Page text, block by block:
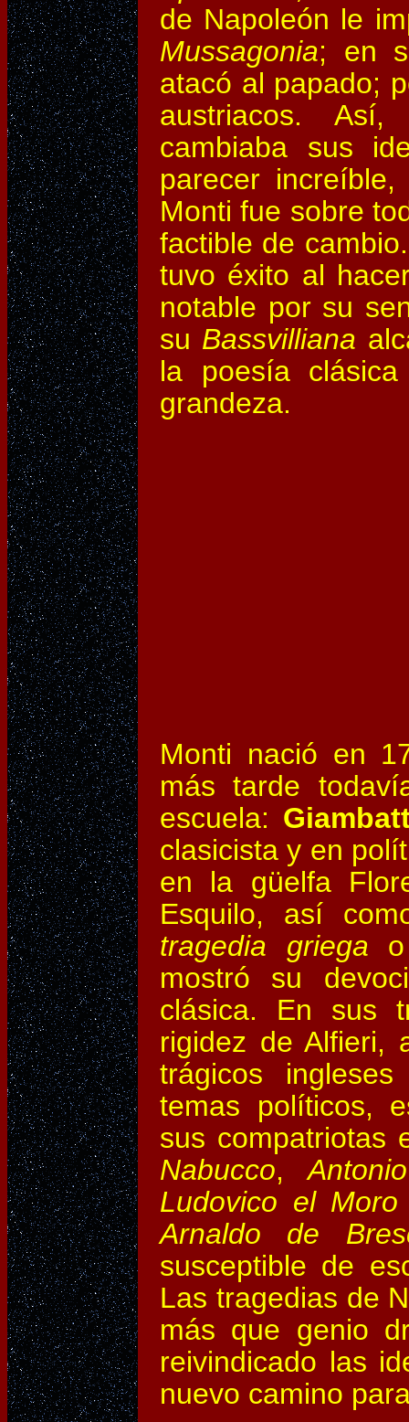
de Napoleón le
Mussagonia; en
atacó al papado;
austriacos.
cambiaba sus
parecer
Monti fue sobre
factible de
tuvo éxito al
notable por su
su Bassvilliana
la poesía
grandeza.
Monti nació en
más tarde
escuela:
clasicista y en
en la güelfa
Esquilo, así
tragedia griega
mostró su
clásica. En sus
rigidez de Alfieri,
trágicos
temas políticos,
sus compatriotas
Nabucco,
Ludovico el Moro
Arnaldo de
susceptible de
Las tragedias de
más que genio
reivindicado las
nuevo camino